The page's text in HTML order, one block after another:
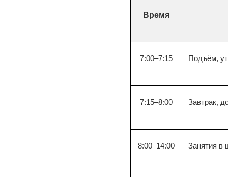
Время
7:00–7:15 Подъём,
7:15–8:00 Завтрак,
8:00–14:00 Занятия в